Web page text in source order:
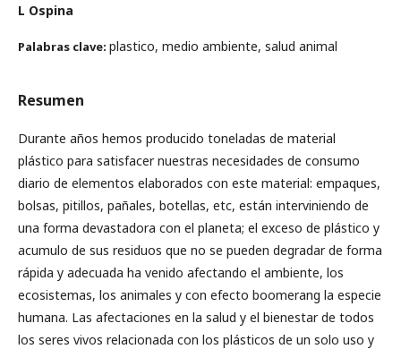
L Ospina
Palabras clave: plastico, medio ambiente, salud animal
Resumen
Durante años hemos producido toneladas de material
plástico para satisfacer nuestras necesidades de consumo
diario de elementos elaborados con este material: empaques,
bolsas, pitillos, pañales, botellas, etc, están interviniendo de
una forma devastadora con el planeta; el exceso de plástico y
acumulo de sus residuos que no se pueden degradar de forma
rápida y adecuada ha venido afectando el ambiente, los
ecosistemas, los animales y con efecto boomerang la especie
humana. Las afectaciones en la salud y el bienestar de todos
los seres vivos relacionada con los plásticos de un solo uso y